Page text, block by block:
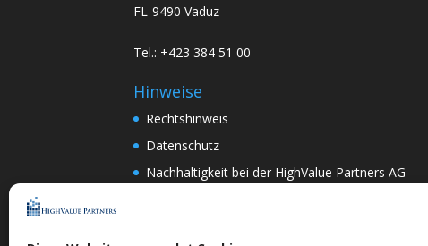
FL-9490 Vaduz
Tel.: +423 384 51 00
Hinweise
Rechtshinweis
Datenschutz
Nachhaltigkeit bei der HighValue Partners AG